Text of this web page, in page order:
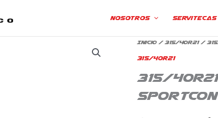
Nosotros Servitecas
Inicio/315/40R21/
315/40R21
315/
El
315/40R21
Continental
Sportcontact
6